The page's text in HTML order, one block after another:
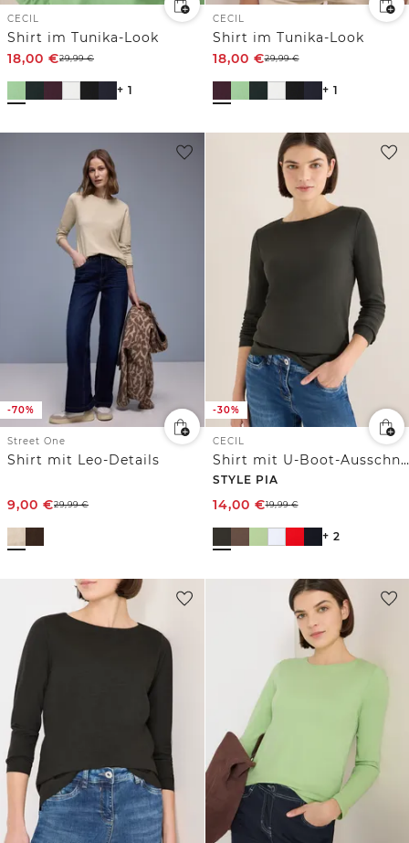
CECIL
Shirt im Tunika-Look
18,00 €29,99€
+ 1
CECIL
Shirt im Tunika-Look
18,00 €29,99€
+ 1
-70%
Street One
Shirt mit Leo-Details
9,00 €29,99€
-30%
CECIL
Shirt mit U-Boot-Ausschnitt
STYLE PIA
14,00 €19,99€
+ 2